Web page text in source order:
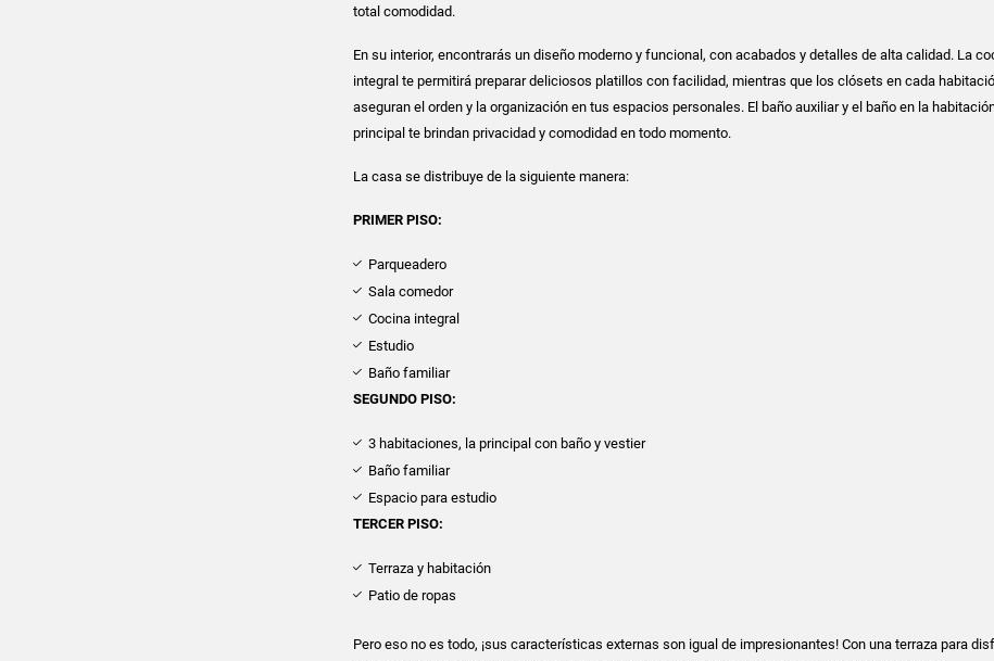
total comodidad.
En su interior, encontrarás un diseño moderno y funcional, con acabados y detalles de alta calidad. La
integral te permitirá preparar deliciosos platillos con facilidad, mientras que los clósets en cada
aseguran el orden y la organización en tus espacios personales. El baño auxiliar y el baño en la
principal te brindan privacidad y comodidad en todo momento.
La casa se distribuye de la siguiente manera:
PRIMER PISO:
Parqueadero
Sala comedor
Cocina integral
Estudio
Baño familiar
SEGUNDO PISO:
3 habitaciones, la principal con baño y vestier
Baño familiar
Espacio para estudio
TERCER PISO:
Terraza y habitación
Patio de ropas
Pero eso no es todo, ¡sus características externas son igual de impresionantes! Con una terraza para